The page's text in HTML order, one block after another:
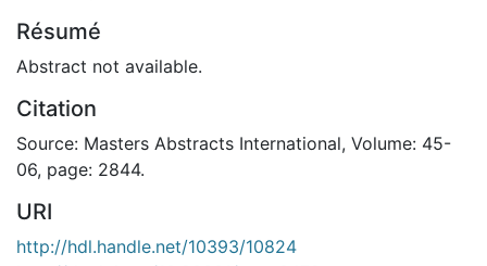
Résumé
Abstract not available.
Citation
Source: Masters Abstracts International, Volume: 45-
06, page: 2844.
URI
http://hdl.handle.net/10393/10824